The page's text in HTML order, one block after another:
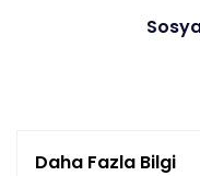
Daha Fazla Bilgi